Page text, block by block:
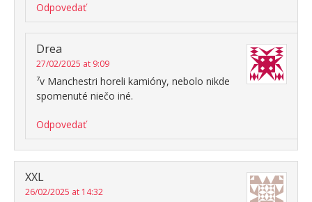
Odpovedať
Drea
27/02/2025 at 9:09
⁷v Manchestri horeli kamióny, nebolo nikde
spomenuté niečo iné.
Odpovedať
XXL
26/02/2025 at 14:32